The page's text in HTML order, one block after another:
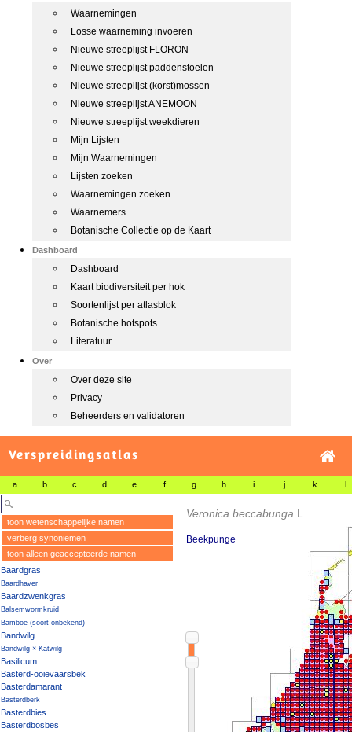
Waarnemingen
Losse waarneming invoeren
Nieuwe streeplijst FLORON
Nieuwe streeplijst paddenstoelen
Nieuwe streeplijst (korst)mossen
Nieuwe streeplijst ANEMOON
Nieuwe streeplijst weekdieren
Mijn Lijsten
Mijn Waarnemingen
Lijsten zoeken
Waarnemingen zoeken
Waarnemers
Botanische Collectie op de Kaart
Dashboard
Dashboard
Kaart biodiversiteit per hok
Soortenlijst per atlasblok
Botanische hotspots
Literatuur
Over
Over deze site
Privacy
Beheerders en validatoren
Verspreidingsatlas
a b c d e f g h i j k l
toon wetenschappelijke namen
verberg synoniemen
toon alleen geaccepteerde namen
Baardgras
Baardhaver
Baardzwenkgras
Balsemwormkruid
Bamboe (soort onbekend)
Bandwilg
Bandwilg × Katwilg
Basilicum
Basterd-ooievaarsbek
Basterdamarant
Basterdberk
Basterdbies
Basterdbosbes
Veronica beccabunga L.
Beekpunge